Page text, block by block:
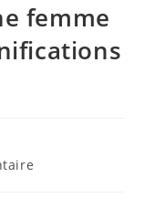
femme